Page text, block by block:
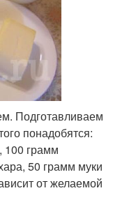
Подготавливаем
понадобятся:
100 грамм
50 грамм муки
от желаемой